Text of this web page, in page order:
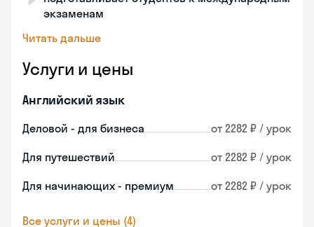
экзаменам
Читать дальше
Услуги и цены
Английский язык
Деловой - для бизнеса от 2282 ₽ / урок
Для путешествий от 2282 ₽ / урок
Для начинающих - премиум от 2282 ₽ / урок
Все услуги и цены (4)